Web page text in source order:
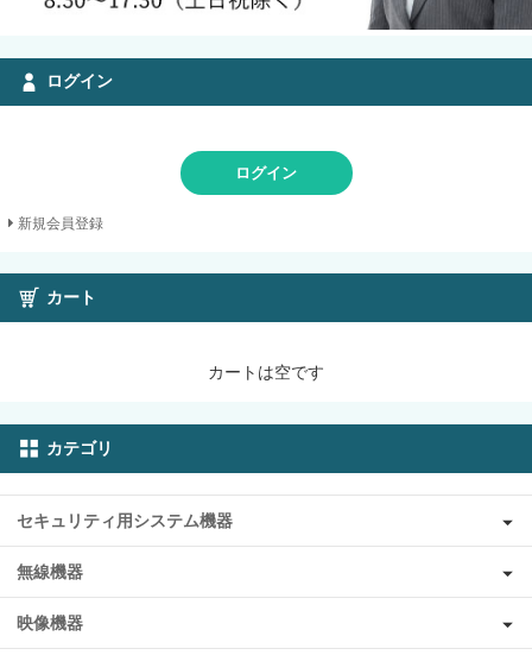
ログイン
ログイン
新規会員登録
カート
カートは空です
カテゴリ
セキュリティ用システム機器
無線機器
映像機器